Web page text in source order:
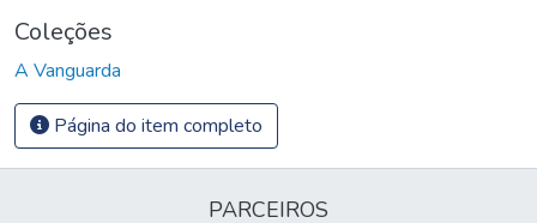
Coleções
A Vanguarda
Página do item completo
PARCEIROS